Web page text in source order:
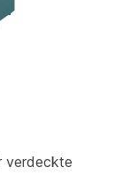
verdeckte